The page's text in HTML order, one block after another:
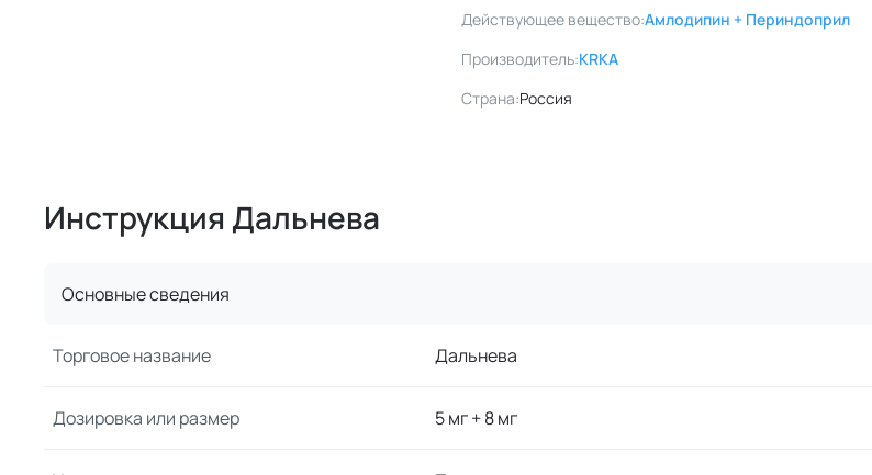
Действующее вещество:Амлодипин + Периндоприл
Производитель:KRKA
Страна:Россия
Инструкция Дальнева
Основные сведения
Торговое название Дальнева
Дозировка или размер 5 мг + 8 мг